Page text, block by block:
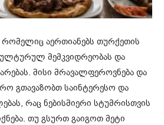
რომელიც აერთიანებს თურქეთის
მემკვიდრეობას და
მისი მრავალფეროვნება და
გთავაზობთ საინტერესო და
რაც ნებისმიერი სტუმრისთვის
თუ გსურთ გაიგოთ მეტი